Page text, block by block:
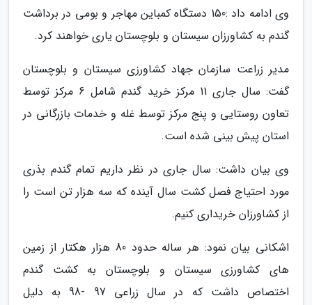
وی ادامه داد :150 دستگاه کمباین مهاجر و بومی در برداشت
گندم به کشاورزان سیستان و بلوچستان یاری خواهند کرد.
مدیر زراعت سازمان جهاد کشاورزی سیستان و بلوچستان
گفت: سال جاری 11 مرکز خرید گندم شامل 6 مرکز توسط
تعاون روستایی و پنج مرکز توسط غله و خدمات بازرگانی در
استان پیش بینی شده است.
وی بیان داشت: سال جاری در نظر داریم تمام گندم بذری
مورد احتیاج فصل کشت سال آینده که سه هزار تن است را
از کشاورزان خریداری کنیم.
اشکانی بیان نمود: هر ساله حدود 80 هزار هکتار از زمین
های کشاورزی سیستان و بلوچستان به کشت گندم
اختصاص داشت که در سال زراعی 97 -98 به دلیل